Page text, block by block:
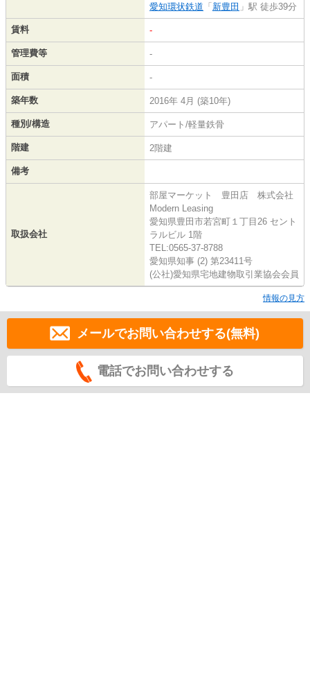
愛知環状鉄道 「 新豊田 」駅 徒歩39分
賃料 -
管理費等 -
面積 -
築年数 2016年 4月 (築10年)
種別/構造 アパート/軽量鉄骨
階建 2階建
備考
取扱会社
部屋マーケット 豊田店 株式会社
Modern Leasing
愛知県豊田市若宮町１丁目26 セント
ラルビル 1階
TEL:0565-37-8788
愛知県知事 (2) 第23411号
(公社)愛知県宅地建物取引業協会会員
情報の見方
メールでお問い合わせする(無料)
電話でお問い合わせする